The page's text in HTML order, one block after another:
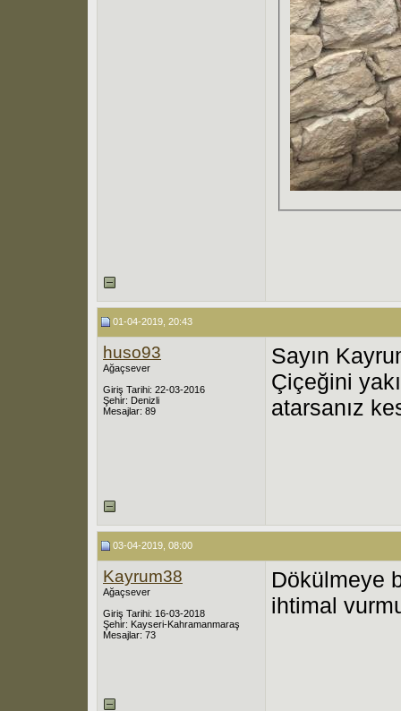
01-04-2019, 20:43
huso93
Ağaçsever
Giriş Tarihi: 22-03-2016
Şehir: Denizli
Mesajlar: 89
Sayın
Çiçeğini
atarsanız
03-04-2019, 08:00
Kayrum38
Ağaçsever
Giriş Tarihi: 16-03-2018
Şehir: Kayseri-Kahramanmaraş
Mesajlar: 73
Dökülmeye
ihtimal